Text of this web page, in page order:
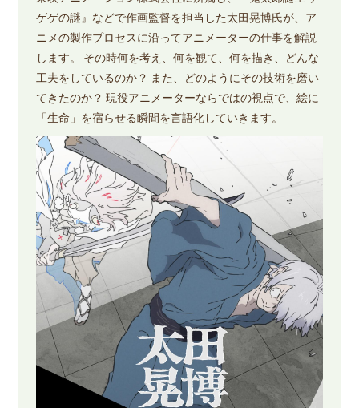
ゲゲの謎』などで作画監督を担当した太田晃博氏が、ア
ニメの製作プロセスに沿ってアニメーターの仕事を解説
します。 その時何を考え、何を観て、何を描き、どんな
工夫をしているのか？ また、どのようにその技術を磨い
てきたのか？ 現役アニメーターならではの視点で、絵に
「生命」を宿らせる瞬間を言語化していきます。